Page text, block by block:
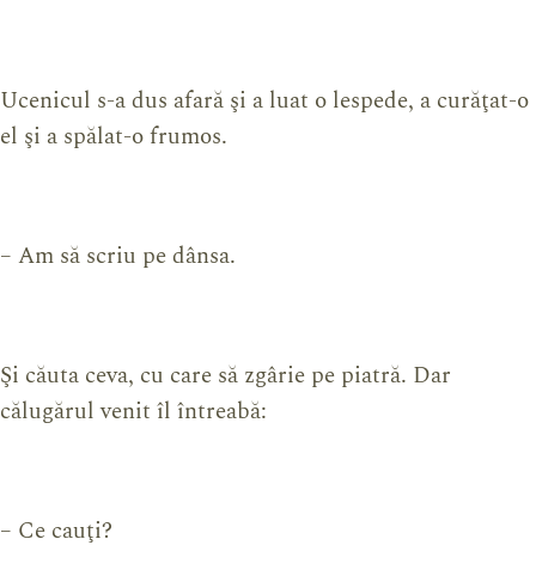
Ucenicul s-a dus afară şi a luat o lespede, a curăţat-o
el şi a spălat-o frumos.
– Am să scriu pe dânsa.
Şi căuta ceva, cu care să zgârie pe piatră. Dar
călugărul venit îl întreabă:
– Ce cauţi?